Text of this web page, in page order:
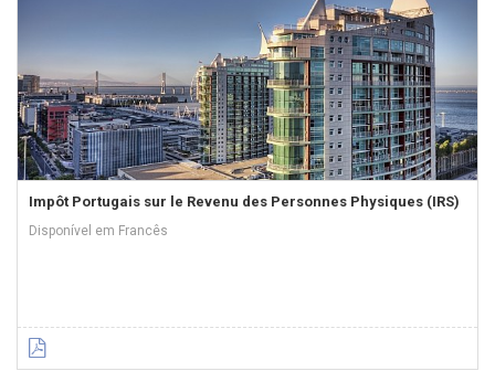
Impôt Portugais sur le Revenu des Personnes Physiques (IRS)
Disponível em Francês